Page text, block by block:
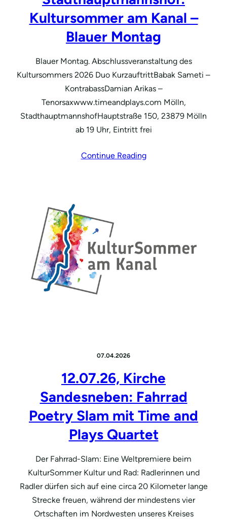
Kultursommer am Kanal –
Blauer Montag
Blauer Montag. Abschlussveranstaltung des
Kultursommers 2026 Duo KurzauftrittBabak Sameti –
KontrabassDamian Arikas –
Tenorsaxwww.timeandplays.com Mölln,
StadthauptmannshofHauptstraße 150, 23879 Mölln
ab 19 Uhr, Eintritt frei
Continue Reading
07.04.2026
12.07.26, Kirche
Sandesneben: Fahrrad
Poetry Slam mit Time and
Plays Quartet
Der Fahrrad-Slam: Eine Weltpremiere beim
KulturSommer Kultur und Rad: Radlerinnen und
Radler dürfen sich auf eine circa 20 Kilometer lange
Strecke freuen, während der mindestens vier
Ortschaften im Nordwesten unseres Kreises